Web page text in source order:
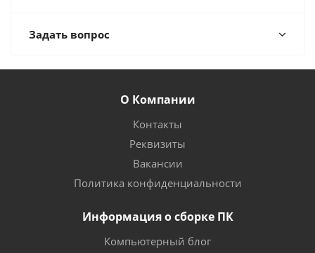
Задать вопрос
О Компании
Контакты
Реквизиты
Вакансии
Политика конфиденциальности
Информация о сборке ПК
Компьютерный блог